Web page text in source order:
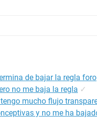
de bajar la regla foro
no me baja la regla ✓
mucho flujo
y no me ha